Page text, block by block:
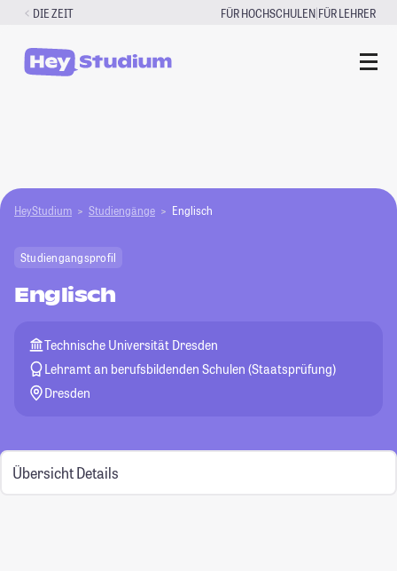
Zum
springen
DIE ZEIT FÜR HOCHSCHULEN|FÜR LEHRER
HeyStudium Studiengänge Englisch
Studiengangsprofil
Englisch
Technische Universität Dresden
Lehramt an berufsbildenden Schulen (Staatsprüfung)
Dresden
Übersicht Details